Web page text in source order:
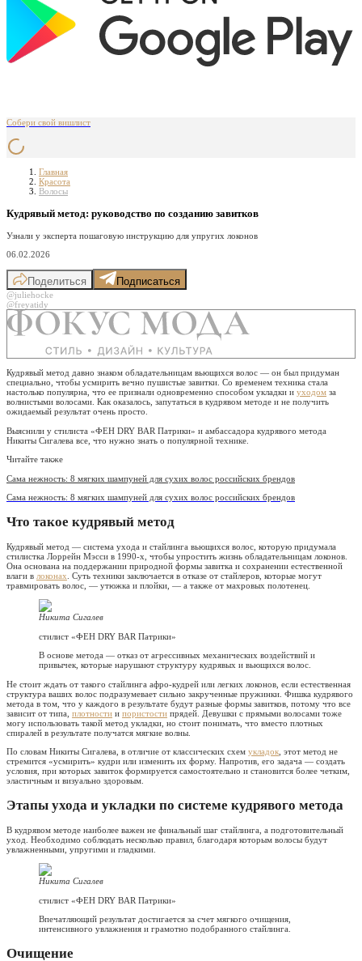
Собери свой вишлист
Главная
Красота
Волосы
Кудрявый метод: руководство по созданию завитков
Узнали у эксперта пошаговую инструкцию для упругих локонов
06.02.2026
Поделиться Подписаться
@juliehocke
@freyatidy
Кудрявый метод давно знаком обладательницам вьющихся волос — он был придуман
специально, чтобы усмирить вечно пушистые завитки. Со временем техника стала
настолько популярна, что ее признали одновременно способом укладки и уходом за
волнистыми волосами. Как оказалось, запутаться в кудрявом методе и не получить
ожидаемый результат очень просто.
Выяснили у стилиста «ФЕН DRY BAR Патрики» и амбассадора кудрявого метода
Никиты Сигалева все, что нужно знать о популярной технике.
Читайте также
Сама нежность: 8 мягких шампуней для сухих волос российских брендов
Сама нежность: 8 мягких шампуней для сухих волос российских брендов
Что такое кудрявый метод
Кудрявый метод — система ухода и стайлинга вьющихся волос, которую придумала
стилистка Лоррейн Мэсси в 1990-х, чтобы упростить жизнь обладательницам локонов.
Она основана на поддержании природной формы завитка и сохранении естественной
влаги в локонах . Суть техники заключается в отказе от стайлеров, которые могут
травмировать волос, — утюжка и плойки, — а также от махровых полотенец.
Никита Сигалев
стилист «ФЕН DRY BAR Патрики»
В основе метода — отказ от агрессивных механических воздействий и
привычек, которые нарушают структуру кудрявых и вьющихся волос.
Не стоит ждать от такого стайлинга афро-кудрей или легких локонов, если естественная
структура ваших волос подразумевает сильно закрученные пружинки. Фишка кудрявого
метода в том, что у каждого в результате будут разные формы завитков, потому что все
зависит от типа, плотности и пористости прядей. Девушки с прямыми волосами тоже
могу использовать такой метод укладки, но стоит понимать, что вместо плотных
спиралей в результате получатся мягкие волны.
По словам Никиты Сигалева, в отличие от классических схем укладок , этот метод не
стремится «усмирить» кудри или изменить их форму. Напротив, его задача — создать
условия, при которых завиток формируется самостоятельно и становится более четким,
эластичным и визуально здоровым.
Этапы ухода и укладки по системе кудрявого метода
В кудрявом методе наиболее важен не финальный шаг стайлинга, а подготовительный
уход. Необходимо соблюдать несколько правил, благодаря которым волосы будут
увлажненными, упругими и гладкими.
Никита Сигалев
стилист «ФЕН DRY BAR Патрики»
Впечатляющий результат достигается за счет мягкого очищения,
интенсивного увлажнения и грамотно подобранного стайлинга.
Очищение